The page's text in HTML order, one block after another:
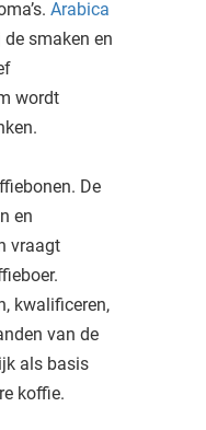
Arabica
smaken en
wordt
De
en
vraagt
kwalificeren,
van de
als basis
koffie.